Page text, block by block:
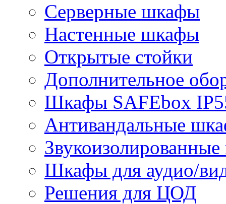
Серверные шкафы
Настенные шкафы
Открытые стойки
Дополнительное
Шкафы SAFEbox
Антивандальные
Шкафы для аудио/
Решения для ЦОД